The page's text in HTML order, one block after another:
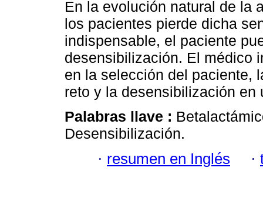
En la evolución natural de la
los pacientes pierde dicha
indispensable, el paciente
desensibilización. El médico
en la selección del paciente,
reto y la desensibilización en
Palabras llave :
Desensibilización.
· resumen en Inglés ·